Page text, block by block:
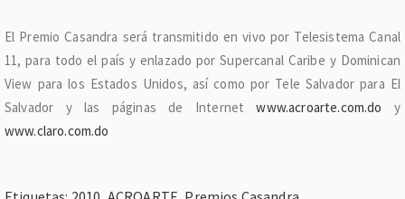
El Premio Casandra será transmitido en vivo por Telesistema Canal
11, para todo el país y enlazado por Supercanal Caribe y Dominican
View para los Estados Unidos, así como por Tele Salvador para El
Salvador y las páginas de Internetwww.acroarte.com.do y
www.claro.com.do